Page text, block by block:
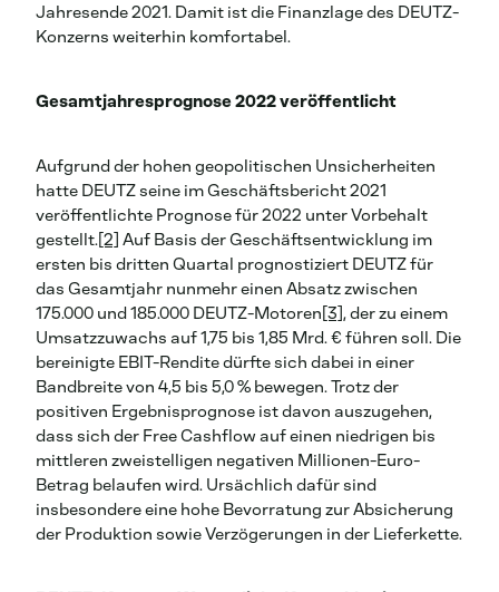
Jahresende 2021. Damit ist die Finanzlage des DEUTZ-
Konzerns weiterhin komfortabel.
Gesamtjahresprognose 2022 veröffentlicht
Aufgrund der hohen geopolitischen Unsicherheiten
hatte DEUTZ seine im Geschäftsbericht 2021
veröffentlichte Prognose für 2022 unter Vorbehalt
gestellt.[2] Auf Basis der Geschäftsentwicklung im
ersten bis dritten Quartal prognostiziert DEUTZ für
das Gesamtjahr nunmehr einen Absatz zwischen
175.000 und 185.000 DEUTZ-Motoren[3], der zu einem
Umsatzzuwachs auf 1,75 bis 1,85 Mrd. € führen soll. Die
bereinigte EBIT-Rendite dürfte sich dabei in einer
Bandbreite von 4,5 bis 5,0 % bewegen. Trotz der
positiven Ergebnisprognose ist davon auszugehen,
dass sich der Free Cashflow auf einen niedrigen bis
mittleren zweistelligen negativen Millionen-Euro-
Betrag belaufen wird. Ursächlich dafür sind
insbesondere eine hohe Bevorratung zur Absicherung
der Produktion sowie Verzögerungen in der Lieferkette.